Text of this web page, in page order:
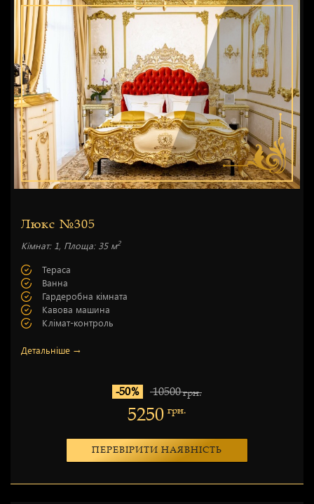
Люкс №305
Кімнат: 1, Площа: 35 м2
Тераса
Ванна
Гардеробна кімната
Кавова машина
Клімат-контроль
Детальніше →
-50% 10500грн.
5250 грн.
ПЕРЕВІРИТИ НАЯВНІСТЬ